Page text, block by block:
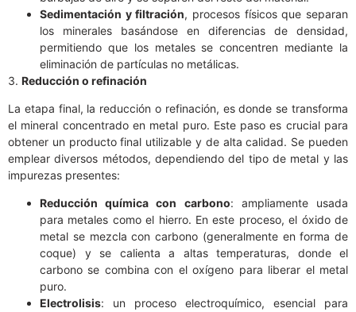
Sedimentación y filtración, procesos físicos que separan
los minerales basándose en diferencias de densidad,
permitiendo que los metales se concentren mediante la
eliminación de partículas no metálicas.
3. Reducción o refinación
La etapa final, la reducción o refinación, es donde se transforma
el mineral concentrado en metal puro. Este paso es crucial para
obtener un producto final utilizable y de alta calidad. Se pueden
emplear diversos métodos, dependiendo del tipo de metal y las
impurezas presentes:
Reducción química con carbono: ampliamente usada
para metales como el hierro. En este proceso, el óxido de
metal se mezcla con carbono (generalmente en forma de
coque) y se calienta a altas temperaturas, donde el
carbono se combina con el oxígeno para liberar el metal
puro.
Electrolisis: un proceso electroquímico, esencial para